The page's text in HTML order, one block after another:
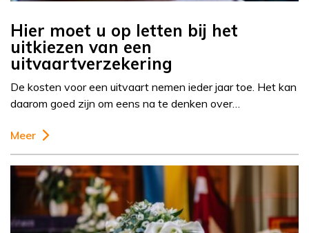
Hier moet u op letten bij het
uitkiezen van een
uitvaartverzekering
De kosten voor een uitvaart nemen ieder jaar toe. Het kan
daarom goed zijn om eens na te denken over…
Meer